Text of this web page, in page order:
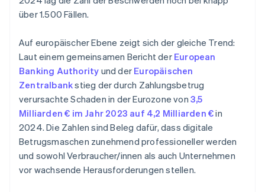
über 1.500 Fällen.
Auf europäischer Ebene zeigt sich der gleiche Trend:
Laut einem gemeinsamen Bericht der European
Banking Authority und der Europäischen
Zentralbankstieg der durch Zahlungsbetrug
verursachte Schaden in der Eurozone von 3,5
Milliarden € im Jahr 2023 auf 4,2 Milliarden €in
2024. Die Zahlen sind Beleg dafür, dass digitale
Betrugsmaschen zunehmend professioneller werden
und sowohl Verbraucher/innen als auch Unternehmen
vor wachsende Herausforderungen stellen.